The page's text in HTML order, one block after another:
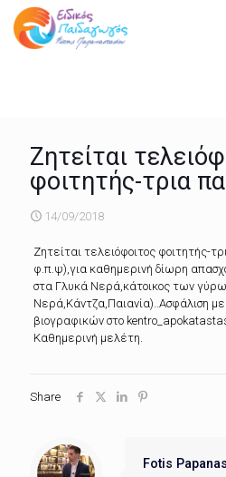
Ζητείται
φοιτητής-τρια
14/09/2018
Ζητείται τελειόφοιτος φοιτητής-
φ.π.ψ),για καθημερινή δίωρη
στα Γλυκά Νερά,κάτοικος των
Νερά,Κάντζα,Παιανία)..Ασφάλιση με
βιογραφικών στο
Καθημερινή μελέτη.
Share
Fotis